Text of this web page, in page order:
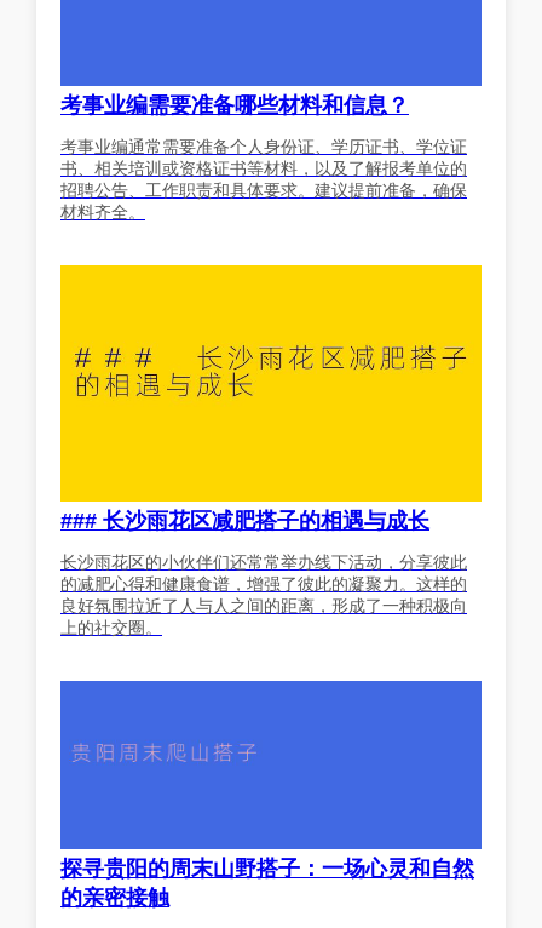
考事业编需要准备哪些材料和信息？
考事业编通常需要准备个人身份证、学历证书、学位证
书、相关培训或资格证书等材料，以及了解报考单位的
招聘公告、工作职责和具体要求。建议提前准备，确保
材料齐全。
### 长沙雨花区减肥搭子的相遇与成长
长沙雨花区的小伙伴们还常常举办线下活动，分享彼此
的减肥心得和健康食谱，增强了彼此的凝聚力。这样的
良好氛围拉近了人与人之间的距离，形成了一种积极向
上的社交圈。
探寻贵阳的周末山野搭子：一场心灵和自然
的亲密接触